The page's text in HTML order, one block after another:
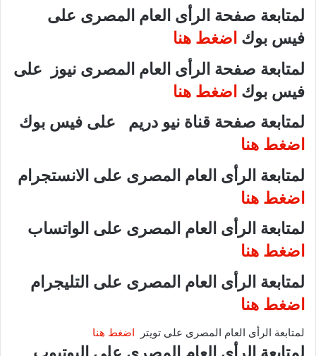
لمتابعة صفحة الرأى العام المصرى على
فيس بوك اضغط هنا
لمتابعة صفحة الرأى العام المصرى نيوز على
فيس بوك اضغط هنا
لمتابعة صفحة قناة نيو دريم على فيس بوك
اضغط هنا
لمتابعة الرأى العام المصرى على الانستجرام
اضغط هنا
لمتابعة الرأى العام المصرى على الواتساب
اضغط هنا
لمتابعة الرأى العام المصرى على التليجرام
اضغط هنا
لمتابعة الرأى العام المصرى على تويتر اضغط هنا